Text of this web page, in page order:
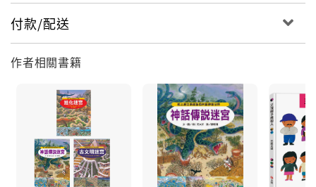
付款/配送
作者相關書籍